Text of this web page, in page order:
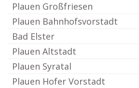
Plauen Großfriesen
Plauen Bahnhofsvorstadt
Bad Elster
Plauen Altstadt
Plauen Syratal
Plauen Hofer Vorstadt